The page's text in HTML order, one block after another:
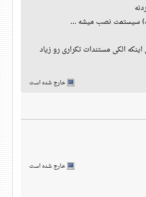
سیستمت نصب میشه ...
الکی مستندات تکراری رو زیاد
خارج شده است
خارج شده است